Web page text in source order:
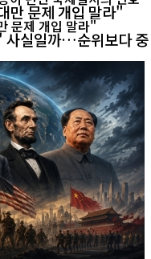
만 문제 개입 말라"
사실일까…순위보다 중